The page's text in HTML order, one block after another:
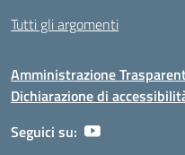
Tutti gli argomenti
Amministrazione
Dichiarazione di
Seguici su: